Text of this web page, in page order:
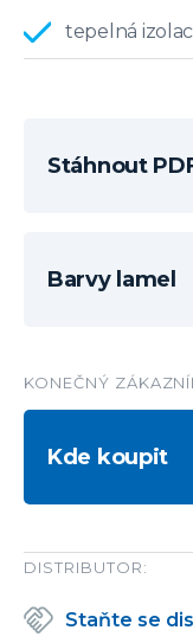
tepelná
Stáhnout
Barvy lamel
KONEČNÝ
Kde koupit
DISTRIBUTOR:
Staňte se